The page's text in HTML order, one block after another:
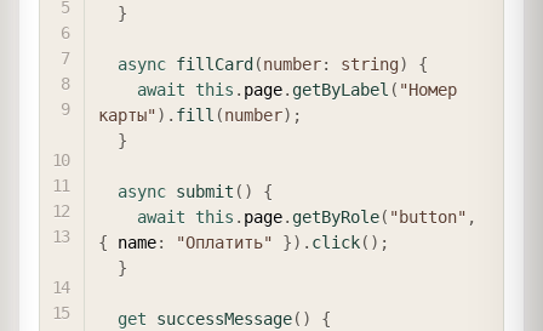
}
async fillCard (number: string)
{
await
this . page. getByLabel ( "Номер
карты") . fill (number) ;
}
async submit ( )
{
await
this . page. getByRole( "button" ,
{ name: "Оплатить" }) . click( ) ;
}
get successMessage( )
{